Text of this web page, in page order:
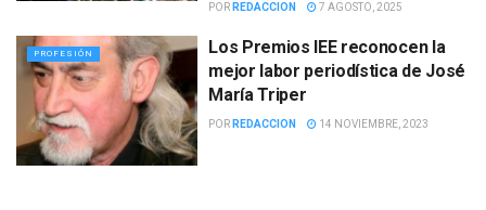
POR REDACCION 7 AGOSTO, 2025
PROFESIÓN
Los Premios IEE reconocen la
mejor labor periodística de José
María Triper
POR REDACCION 14 NOVIEMBRE, 2023